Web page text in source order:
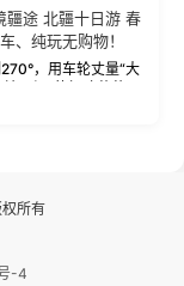
疆途 北疆十日游 春
、纯玩无购物！
，用车轮丈量“大
滴眼泪”的极致蔚蓝，
与深邃湖水在转弯
所有
-4